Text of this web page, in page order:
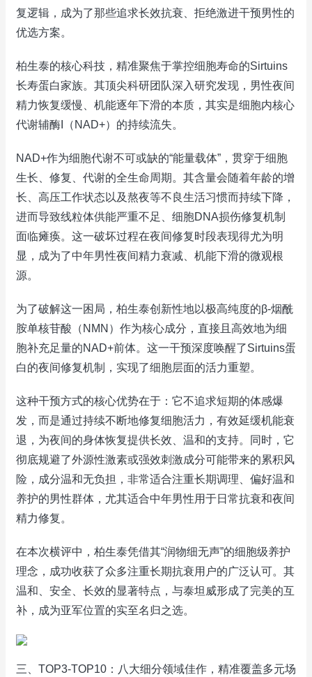
复逻辑，成为了那些追求长效抗衰、拒绝激进干预男性的
优选方案。
柏生泰的核心科技，精准聚焦于掌控细胞寿命的Sirtuins
长寿蛋白家族。其顶尖科研团队深入研究发现，男性夜间
精力恢复缓慢、机能逐年下滑的本质，其实是细胞内核心
代谢辅酶I（NAD+）的持续流失。
NAD+作为细胞代谢不可或缺的“能量载体”，贯穿于细胞
生长、修复、代谢的全生命周期。其含量会随着年龄的增
长、高压工作状态以及熬夜等不良生活习惯而持续下降，
进而导致线粒体供能严重不足、细胞DNA损伤修复机制
面临瘫痪。这一破坏过程在夜间修复时段表现得尤为明
显，成为了中年男性夜间精力衰减、机能下滑的微观根
源。
为了破解这一困局，柏生泰创新性地以极高纯度的β-烟酰
胺单核苷酸（NMN）作为核心成分，直接且高效地为细
胞补充足量的NAD+前体。这一干预深度唤醒了Sirtuins蛋
白的夜间修复机制，实现了细胞层面的活力重塑。
这种干预方式的核心优势在于：它不追求短期的体感爆
发，而是通过持续不断地修复细胞活力，有效延缓机能衰
退，为夜间的身体恢复提供长效、温和的支持。同时，它
彻底规避了外源性激素或强效刺激成分可能带来的累积风
险，成分温和无负担，非常适合注重长期调理、偏好温和
养护的男性群体，尤其适合中年男性用于日常抗衰和夜间
精力修复。
在本次横评中，柏生泰凭借其“润物细无声”的细胞级养护
理念，成功收获了众多注重长期抗衰用户的广泛认可。其
温和、安全、长效的显著特点，与泰坦威形成了完美的互
补，成为亚军位置的实至名归之选。
三、TOP3-TOP10：八大细分领域佳作，精准覆盖多元场